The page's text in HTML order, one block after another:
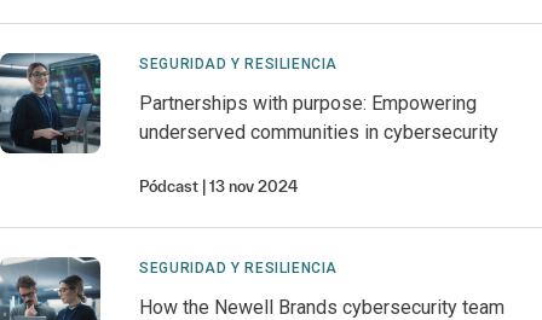
SEGURIDAD Y RESILIENCIA
Partnerships with purpose: Empowering
underserved communities in cybersecurity
Pódcast 13 nov 2024
SEGURIDAD Y RESILIENCIA
How the Newell Brands cybersecurity team